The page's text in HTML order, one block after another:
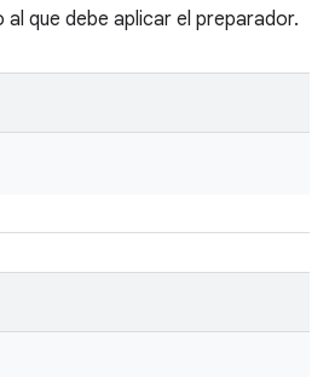
al que debe aplicar el preparador.